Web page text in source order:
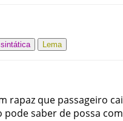
Lema
rapaz que passageiro
podesaber de possa com